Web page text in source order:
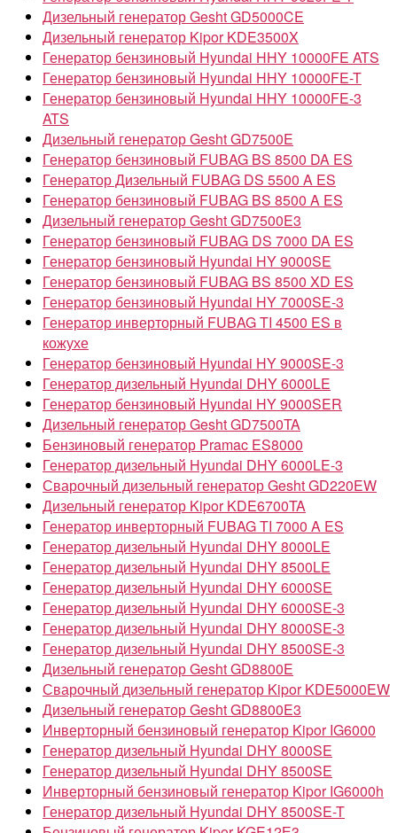
Дизельный генератор Gesht GD5000CE
Дизельный генератор Kipor KDE3500X
Генератор бензиновый Hyundai HHY 10000FE ATS
Генератор бензиновый Hyundai HHY 10000FE-T
Генератор бензиновый Hyundai HHY 10000FE-3
ATS
Дизельный генератор Gesht GD7500E
Генератор бензиновый FUBAG BS 8500 DA ES
Генератор Дизельный FUBAG DS 5500 A ES
Генератор бензиновый FUBAG BS 8500 A ES
Дизельный генератор Gesht GD7500E3
Генератор бензиновый FUBAG DS 7000 DA ES
Генератор бензиновый Hyundai HY 9000SE
Генератор бензиновый FUBAG BS 8500 XD ES
Генератор бензиновый Hyundai HY 7000SE-3
Генератор инверторный FUBAG TI 4500 ES в
кожухе
Генератор бензиновый Hyundai HY 9000SE-3
Генератор дизельный Hyundai DHY 6000LE
Генератор бензиновый Hyundai HY 9000SER
Дизельный генератор Gesht GD7500TA
Бензиновый генератор Pramac ES8000
Генератор дизельный Hyundai DHY 6000LE-3
Сварочный дизельный генератор Gesht GD220EW
Дизельный генератор Kipor KDE6700TA
Генератор инверторный FUBAG TI 7000 A ES
Генератор дизельный Hyundai DHY 8000LE
Генератор дизельный Hyundai DHY 8500LE
Генератор дизельный Hyundai DHY 6000SE
Генератор дизельный Hyundai DHY 6000SE-3
Генератор дизельный Hyundai DHY 8000SE-3
Генератор дизельный Hyundai DHY 8500SE-3
Дизельный генератор Gesht GD8800E
Сварочный дизельный генератор Kipor KDE5000EW
Дизельный генератор Gesht GD8800E3
Инверторный бензиновый генератор Kipor IG6000
Генератор дизельный Hyundai DHY 8000SE
Генератор дизельный Hyundai DHY 8500SE
Инверторный бензиновый генератор Kipor IG6000h
Генератор дизельный Hyundai DHY 8500SE-T